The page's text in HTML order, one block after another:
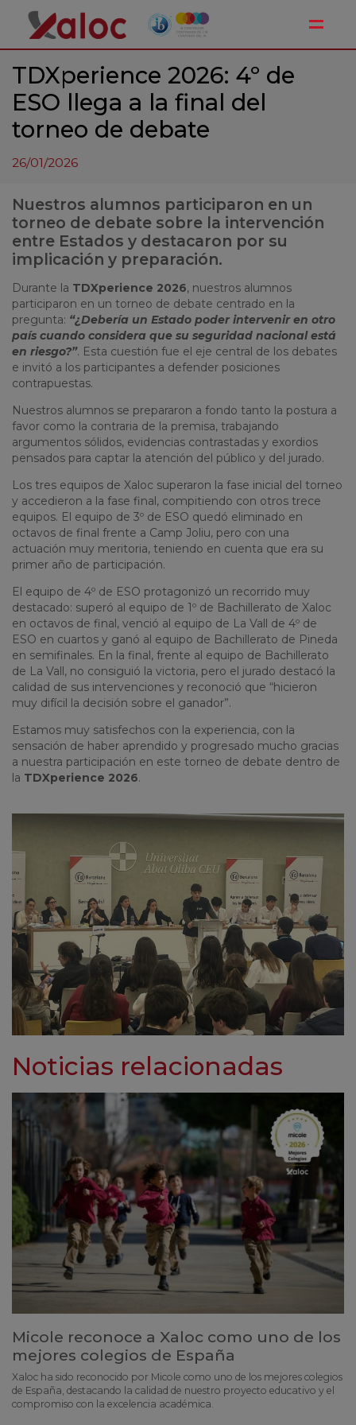
TDXperience 2026: 4º de
ESO llega a la final del
torneo de debate
26/01/2026
Nuestros alumnos participaron en un
torneo de debate sobre la intervención
entre Estados y destacaron por su
implicación y preparación.
Durante la TDXperience 2026, nuestros alumnos
participaron en un torneo de debate centrado en la
pregunta: “¿Debería un Estado poder intervenir en otro
país cuando considera que su seguridad nacional está
en riesgo?”. Esta cuestión fue el eje central de los debates
e invitó a los participantes a defender posiciones
contrapuestas.
Nuestros alumnos se prepararon a fondo tanto la postura a
favor como la contraria de la premisa, trabajando
argumentos sólidos, evidencias contrastadas y exordios
pensados para captar la atención del público y del jurado.
Los tres equipos de Xaloc superaron la fase inicial del torneo
y accedieron a la fase final, compitiendo con otros trece
equipos. El equipo de 3º de ESO quedó eliminado en
octavos de final frente a Camp Joliu, pero con una
actuación muy meritoria, teniendo en cuenta que era su
primer año de participación.
El equipo de 4º de ESO protagonizó un recorrido muy
destacado: superó al equipo de 1º de Bachillerato de Xaloc
en octavos de final, venció al equipo de La Vall de 4º de
ESO en cuartos y ganó al equipo de Bachillerato de Pineda
en semifinales. En la final, frente al equipo de Bachillerato
de La Vall, no consiguió la victoria, pero el jurado destacó la
calidad de sus intervenciones y reconoció que “hicieron
muy difícil la decisión sobre el ganador”.
Estamos muy satisfechos con la experiencia, con la
sensación de haber aprendido y progresado mucho gracias
a nuestra participación en este torneo de debate dentro de
la TDXperience 2026.
Noticias relacionadas
Micole reconoce a Xaloc como uno de los
mejores colegios de España
Xaloc ha sido reconocido por Micole como uno de los mejores colegios
de España, destacando la calidad de nuestro proyecto educativo y el
compromiso con la excelencia académica.